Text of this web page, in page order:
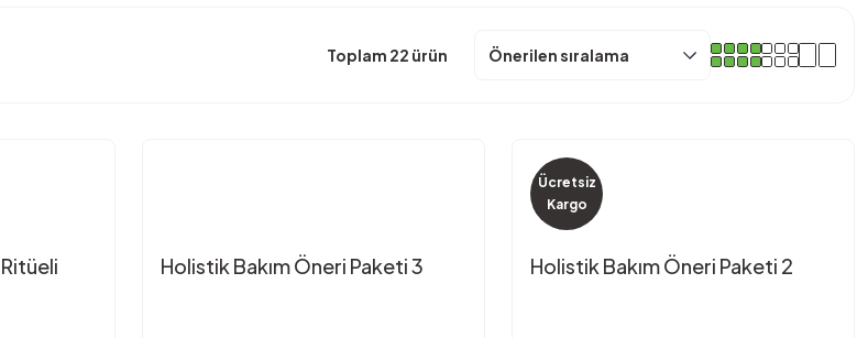
Toplam 22 ürün
Holistik Bakım Öneri Paketi 3
Ücretsiz
Kargo
Holistik Bakım Öneri Paketi 2